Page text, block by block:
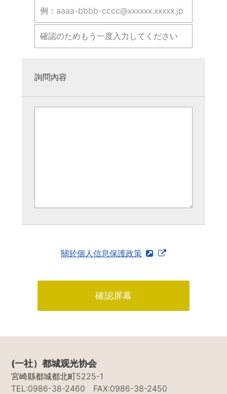
詢問內容
關於個人信息保護政策
(一社）都城观光协会
宮崎縣都城都北町5225-1
TEL:0986-38-2460 FAX:0986-38-2450